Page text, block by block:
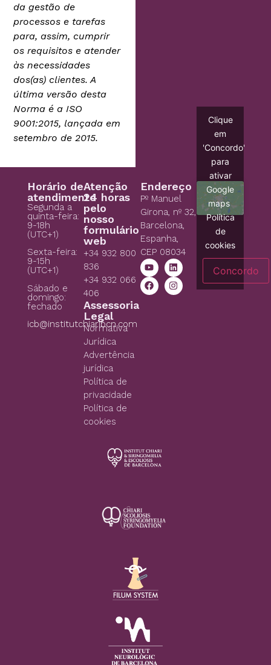
da gestão de
processos e tarefas
para, assim, cumprir
os requisitos e atender
às necessidades
dos(as) clientes. A
última versão desta
Norma é a ISO
9001:2015, lançada em
setembro de 2015.
Horário de
atendimento
Segunda a
quinta-feira:
9-18h
(UTC+1)
Sexta-feira:
9-15h
(UTC+1)
Sábado e
domingo:
fechado
icb@institutchiaribcn.com
Atenção
24 horas
pelo
nosso
formulário
web
+34 932 800
836
+34 932 066
406
Assessoria
Legal
Normativa
Jurídica
Advertência
jurídica
Política de
privacidade
Política de
cookies
Endereço
Pº Manuel
Girona, nº 32,
Barcelona,
Espanha,
CEP 08034
Clique
em
'Concordo'
para
ativar
Google
maps
Política
de
cookies
Concordo